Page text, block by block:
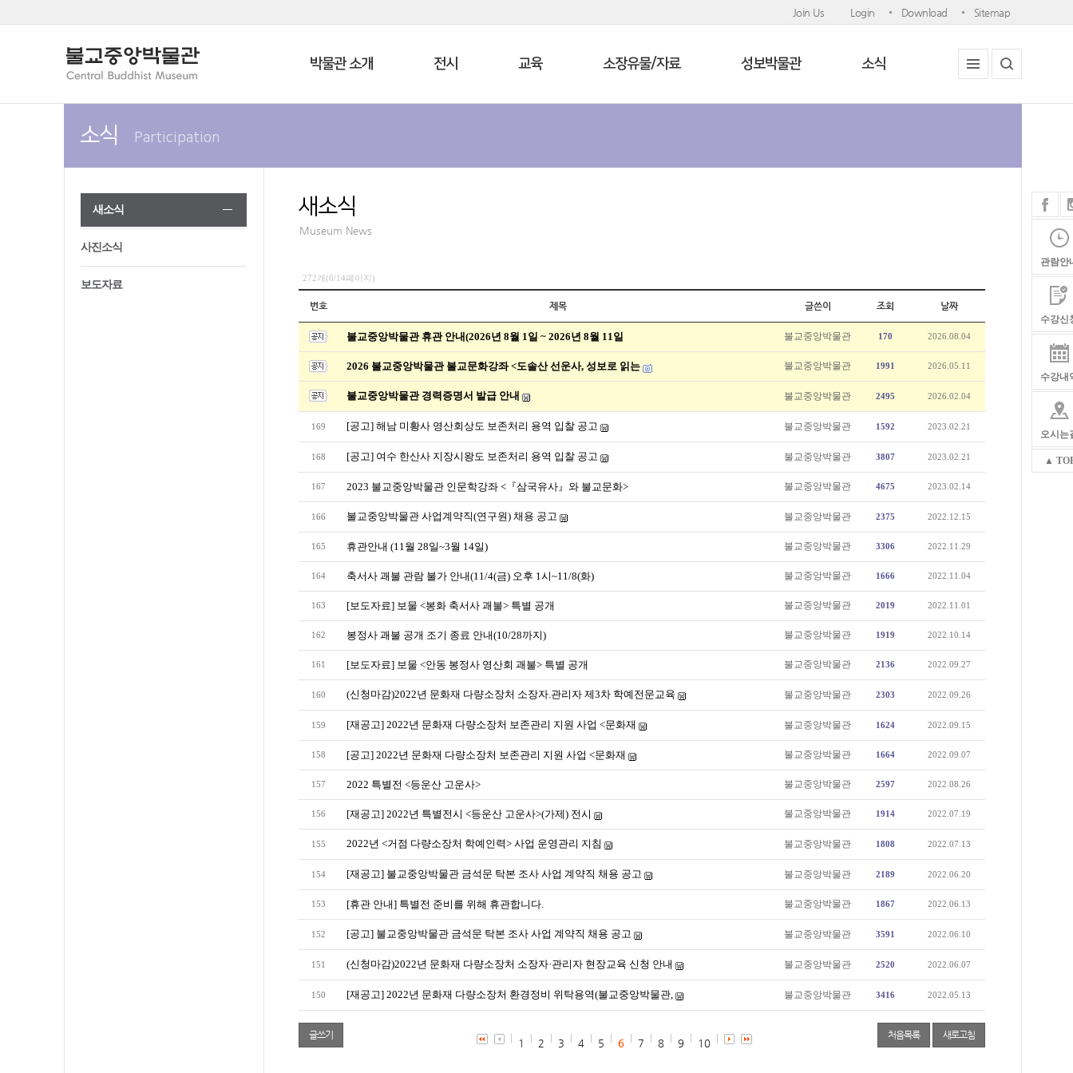
Join Us Login Download Sitemap
박물관 소개 전시 교육 소장유물/자료 성보박물관 소식
소식 Participation
새소식
사진소식
보도자료
새소식
Museum News
272개(6/14페이지)
번호 제목 글쓴이 조회 날짜
불교중앙박물관 휴관 안내(2026년 8월 1일 ~ 2026년 8월 11일 불교중앙박물관 170 2026.08.04
2026 불교중앙박물관 불교문화강좌 <도솔산 선운사, 성보로 읽는 불교중앙박물관 1991 2026.05.11
불교중앙박물관 경력증명서 발급 안내 불교중앙박물관 2495 2026.02.04
169 [공고] 해남 미황사 영산회상도 보존처리 용역 입찰 공고 불교중앙박물관 1592 2023.02.21
168 [공고] 여수 한산사 지장시왕도 보존처리 용역 입찰 공고 불교중앙박물관 3807 2023.02.21
167 2023 불교중앙박물관 인문학강좌 <『삼국유사』와 불교문화> 불교중앙박물관 4675 2023.02.14
166 불교중앙박물관 사업계약직(연구원) 채용 공고 불교중앙박물관 2375 2022.12.15
165 휴관안내 (11월 28일~3월 14일) 불교중앙박물관 3306 2022.11.29
164 축서사 괘불 관람 불가 안내(11/4(금) 오후 1시~11/8(화) 불교중앙박물관 1666 2022.11.04
163 [보도자료] 보물 <봉화 축서사 괘불> 특별 공개 불교중앙박물관 2019 2022.11.01
162 봉정사 괘불 공개 조기 종료 안내(10/28까지) 불교중앙박물관 1919 2022.10.14
161 [보도자료] 보물 <안동 봉정사 영산회 괘불> 특별 공개 불교중앙박물관 2136 2022.09.27
160 (신청마감)2022년 문화재 다량소장처 소장자.관리자 제3차 학예전문교육 불교중앙박물관 2303 2022.09.26
159 [재공고] 2022년 문화재 다량소장처 보존관리 지원 사업 <문화재 불교중앙박물관 1624 2022.09.15
158 [공고] 2022년 문화재 다량소장처 보존관리 지원 사업 <문화재 불교중앙박물관 1664 2022.09.07
157 2022 특별전 <등운산 고운사> 불교중앙박물관 2597 2022.08.26
156 [재공고] 2022년 특별전시 <등운산 고운사>(가제) 전시 불교중앙박물관 1914 2022.07.19
155 2022년 <거점 다량소장처 학예인력> 사업 운영관리 지침 불교중앙박물관 1808 2022.07.13
154 [재공고] 불교중앙박물관 금석문 탁본 조사 사업 계약직 채용 공고 불교중앙박물관 2189 2022.06.20
153 [휴관 안내] 특별전 준비를 위해 휴관합니다. 불교중앙박물관 1867 2022.06.13
152 [공고] 불교중앙박물관 금석문 탁본 조사 사업 계약직 채용 공고 불교중앙박물관 3591 2022.06.10
151 (신청마감)2022년 문화재 다량소장처 소장자·관리자 현장교육 신청 안내 불교중앙박물관 2520 2022.06.07
150 [재공고] 2022년 문화재 다량소장처 환경정비 위탁용역(불교중앙박물관, 불교중앙박물관 3416 2022.05.13
글쓰기 처음목록 새로고침
1 2 3 4 5 6 7 8 9 10
관람안
수강신
수강내
오시는
▲